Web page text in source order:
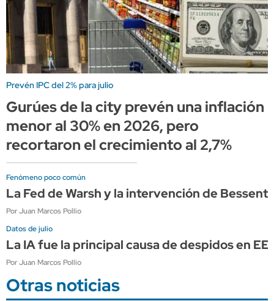
Prevén IPC del 2% para julio
Gurúes de la city prevén una inflación
menor al 30% en 2026, pero
recortaron el crecimiento al 2,7%
Fenómeno poco común
La Fed de Warsh y la intervención de
Por Juan Marcos Pollio
Datos de julio
La IA fue la principal causa de despidos en
Por Juan Marcos Pollio
Otras noticias